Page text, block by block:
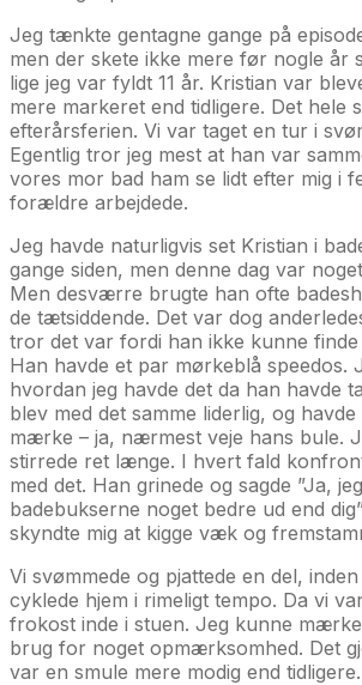
Jeg tænkte gentagne gange på
men der skete ikke mere før nogle år
lige jeg var fyldt 11 år. Kristian var
mere markeret end tidligere. Det hele
efterårsferien. Vi var taget en tur i
Egentlig tror jeg mest at han var
vores mor bad ham se lidt efter mig i
forældre arbejdede.
Jeg havde naturligvis set Kristian i
gange siden, men denne dag var
Men desværre brugte han ofte
de tætsiddende. Det var dog
tror det var fordi han ikke kunne
Han havde et par mørkeblå speedos.
hvordan jeg havde det da han havde
blev med det samme liderlig, og
mærke – ja, nærmest veje hans bule.
stirrede ret længe. I hvert fald
med det. Han grinede og sagde ”Ja,
badebukserne noget bedre ud end
skyndte mig at kigge væk og
Vi svømmede og pjattede en del,
cyklede hjem i rimeligt tempo. Da vi
frokost inde i stuen. Jeg kunne
brug for noget opmærksomhed. Det
var en smule mere modig end tidligere.